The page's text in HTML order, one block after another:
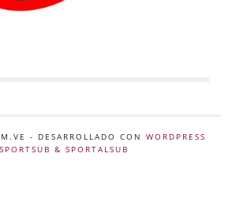
- DESARROLLADO CON WORDPRESS
SPORTSUB & SPORTALSUB